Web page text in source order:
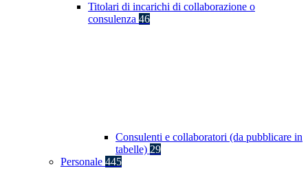
Titolari di incarichi di collaborazione o
consulenza 46
Consulenti e collaboratori (da pubblicare in
tabelle) 29
Personale 445